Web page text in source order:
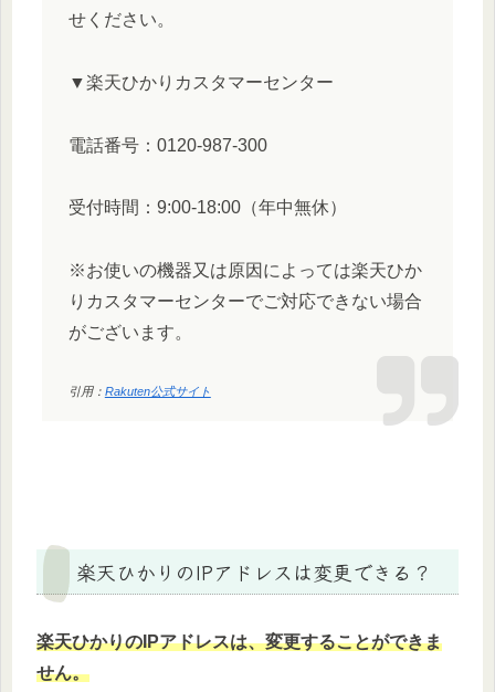
せください。
▼楽天ひかりカスタマーセンター
電話番号：0120-987-300
受付時間：9:00-18:00（年中無休）
※お使いの機器又は原因によっては楽天ひか
りカスタマーセンターでご対応できない場合
がございます。
引用： Rakuten公式サイト
楽天ひかりのIPアドレスは変更できる？
楽天ひかりのIPアドレスは、変更することができま
せん。